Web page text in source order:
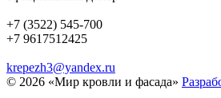
+7 (3522) 545-700
+7 9617512425
krepezh3@yandex.ru
© 2026 «Мир кровли и фасада»